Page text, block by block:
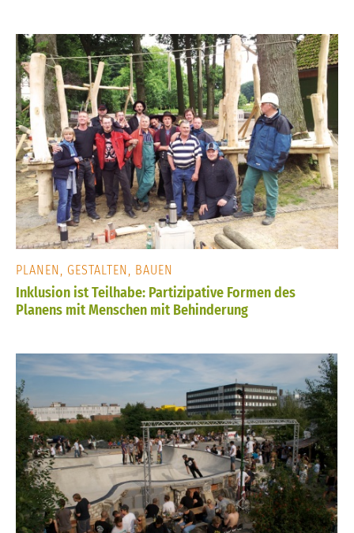
PLANEN, GESTALTEN, BAUEN
Inklusion ist Teilhabe: Partizipative Formen des
Planens mit Menschen mit Behinderung